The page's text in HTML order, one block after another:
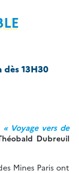
dès 13H30
« Voyage vers de
Dubreuil
Mines Paris ont